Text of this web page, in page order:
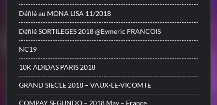
Défilé au MONA LISA 11/2018
Défilé SORTILEGES 2018 @Eymeric FRANCOIS
NC19
10K ADIDAS PARIS 2018
GRAND SIECLE 2018 – VAUX-LE-VICOMTE
COMPAY SEGUNDO – 2018 May – France